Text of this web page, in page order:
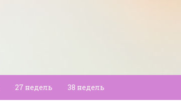
27 недель 38 недель